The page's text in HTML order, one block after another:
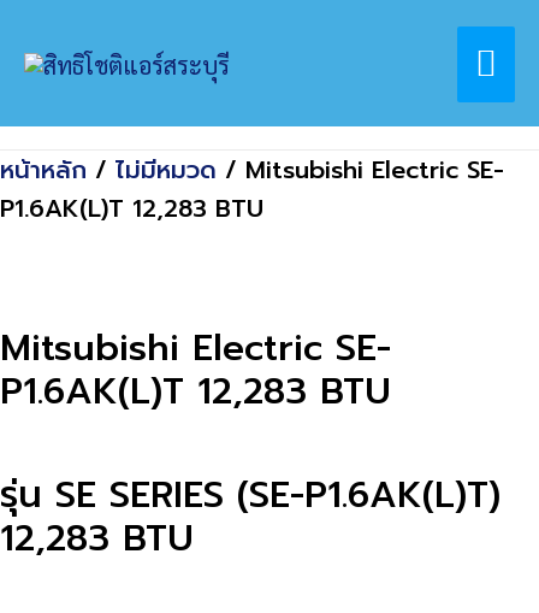
Home
สินค้า
Mitsubishi Electric SE-P1.6AK(L)T 12,283
หน้าหลัก / ไม่มีหมวด / Mitsubishi Electric SE-
P1.6AK(L)T 12,283 BTU
Mitsubishi Electric SE-
P1.6AK(L)T 12,283 BTU
รุ่น SE SERIES (SE-P1.6AK(L)T)
12,283 BTU